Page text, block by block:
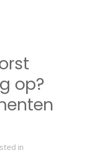
op?
in